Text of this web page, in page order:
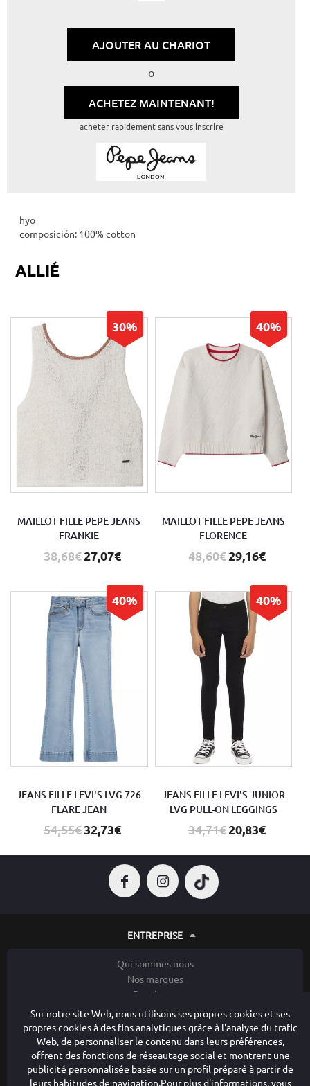
AJOUTER AU CHARIOT
o
ACHETEZ MAINTENANT!
acheter rapidement sans vous inscrire
hyo
composición: 100% cotton
ALLIÉ
30%
MAILLOT FILLE PEPE JEANS
FRANKIE
38,68€27,07€
40%
MAILLOT FILLE PEPE JEANS
FLORENCE
48,60€29,16€
40%
JEANS FILLE LEVI'S LVG 726
FLARE JEAN
54,55€32,73€
40%
JEANS FILLE LEVI'S JUNIOR
LVG PULL-ON LEGGINGS
34,71€20,83€
Sur notre site Web, nous utilisons ses propres cookies et ses
propres cookies à des fins analytiques grâce à l'analyse du trafic
Web, de personnaliser le contenu dans leurs préférences,
offrent des fonctions de réseautage social et montrent une
publicité personnalisée basée sur un profil préparé à partir de
leurs habitudes de navigation.Pour plus d'informations, vous
ENTREPRISE
Qui sommes nous
Nos marques
Boutiques
Privilège
Contacter
LES POLITIQUES DE CONFIDENTIALITÉ
Avis juridique